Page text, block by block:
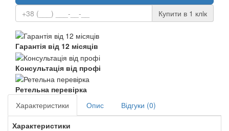
Купити в 1 клiк
Гарантія від 12 місяців
Консультація від профі
Ретельна перевірка
Характеристики
Опис
Відгуки (0)
Характеристики